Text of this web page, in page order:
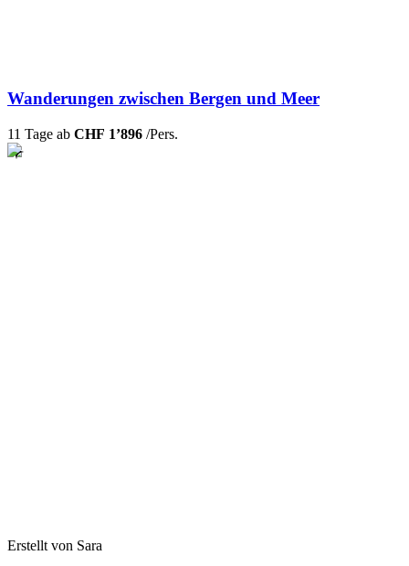
Wanderungen zwischen Bergen und Meer
11 Tage ab CHF 1’896 /Pers.
Erstellt von Sara